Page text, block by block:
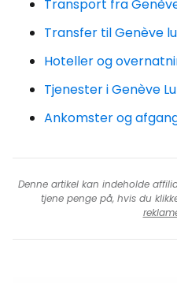
Transport fra
Transfer til Genève
Hoteller og
Tjenester i Genève
Ankomster og
Denne artikel kan indeholde
tjene penge på, hvis du